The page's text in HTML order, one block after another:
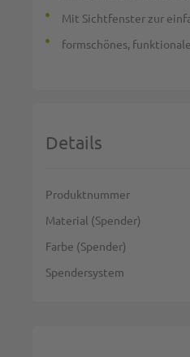
Mit Sichtfenster zur
formschönes,
Details
Weitere Informationen
Produktnummer
Material (Spender)
Farbe (Spender)
Spendersystem